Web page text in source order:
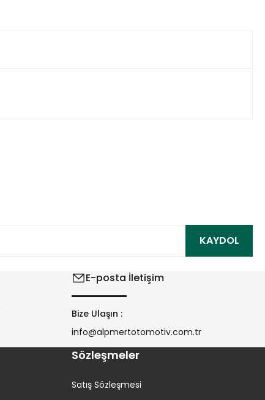
KAYDOL
E-posta İletişim
Bize Ulaşın :
info@alpmertotomotiv.com.tr
Sözleşmeler
Satış Sözleşmesi